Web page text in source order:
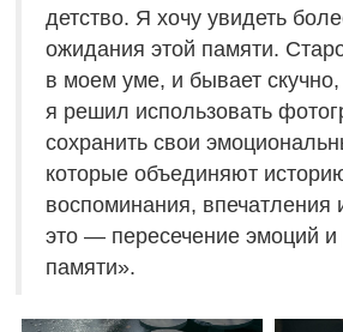
детство. Я хочу увидеть
ожидания этой памяти.
в моем уме, и бывает
я решил использовать
сохранить свои
которые объединяют
воспоминания,
это — пересечение эмоций и
памяти».